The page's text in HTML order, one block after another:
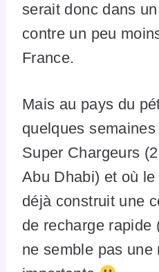
serait donc dans
contre un peu
France.
Mais au pays du
quelques
Super Chargeurs
Abu Dhabi) et où
déjà construit une
de recharge rapide
ne semble pas une